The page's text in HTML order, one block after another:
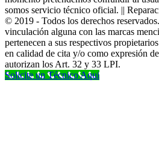
somos servicio técnico oficial. ||
© 2019 - Todos los derechos
vinculación alguna con las marcas
pertenecen a sus respectivos
en calidad de cita y/o como expresión
autorizan los Art. 32 y 33 LPI.
Solicite un Técnico Aqui